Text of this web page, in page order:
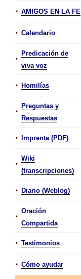
• AMIGOS EN LA FE
• Calendario
•
Predicación de
viva voz
• Homilías
•
Preguntas y
Respuestas
• Imprenta (PDF)
•
Wiki
(transcripciones)
• Diario (Weblog)
•
Oración
Compartida
• Testimonios
• Cómo ayudar